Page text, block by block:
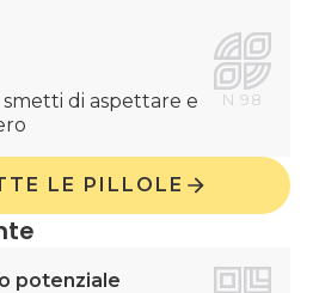
di aspettare e
N 98
LE PILLOLE
potenziale